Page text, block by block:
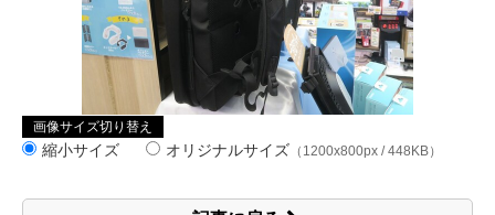
画像サイズ切り替え
縮小サイズ オリジナルサイズ （1200x800px / 448KB）